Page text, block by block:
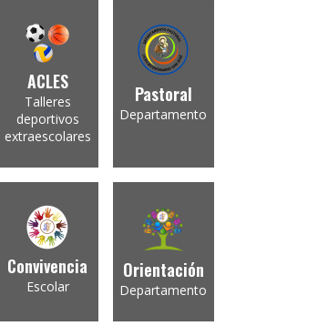
ACLES
Talleres
deportivos
extraescolares
Pastoral
Departamento
Convivencia
Escolar
Orientación
Departamento